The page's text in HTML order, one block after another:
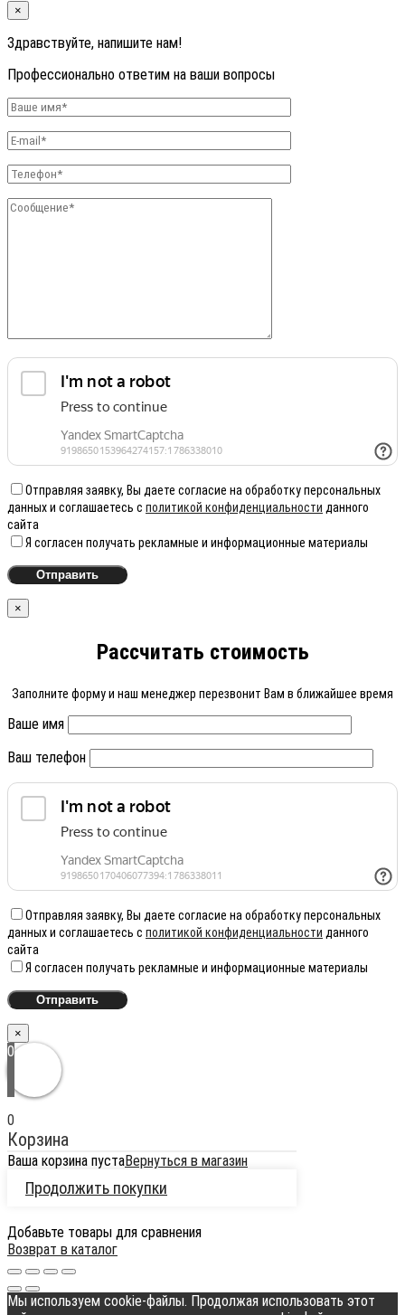
×
Здравствуйте, напишите нам!
Профессионально ответим на ваши вопросы
Отправляя заявку, Вы даете согласие на обработку персональных
данных и соглашаетесь с политикой конфиденциальности данного
сайта
Я согласен получать рекламные и информационные материалы
×
Рассчитать стоимость
Заполните форму и наш менеджер перезвонит Вам в ближайшее время
Ваше имя
Ваш телефон
Отправляя заявку, Вы даете согласие на обработку персональных
данных и соглашаетесь с политикой конфиденциальности данного
сайта
Я согласен получать рекламные и информационные материалы
×
0
0
Корзина
Ваша корзина пустаВернуться в магазин
Продолжить покупки
Добавьте товары для сравнения
Возврат в каталог
Мы используем cookie-файлы. Продолжая использовать этот